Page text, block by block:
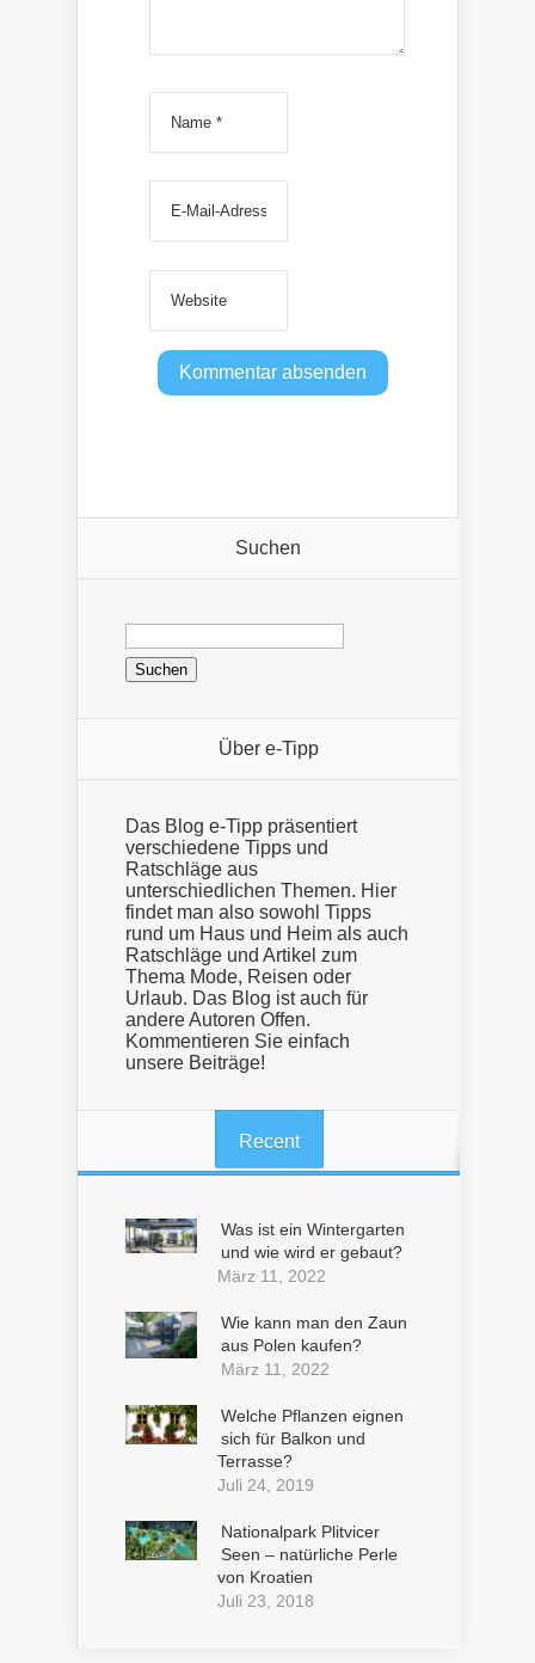
Suchen
Suchen
Über e-Tipp
Das Blog e-Tipp präsentiert
verschiedene Tipps und
Ratschläge aus
unterschiedlichen Themen. Hier
findet man also sowohl Tipps
rund um Haus und Heim als auch
Ratschläge und Artikel zum
Thema Mode, Reisen oder
Urlaub. Das Blog ist auch für
andere Autoren Offen.
Kommentieren Sie einfach
unsere Beiträge!
Recent
Was ist ein Wintergarten
und wie wird er gebaut?
März 11, 2022
Wie kann man den Zaun
aus Polen kaufen?
März 11, 2022
Welche Pflanzen eignen
sich für Balkon und
Terrasse?
Juli 24, 2019
Nationalpark Plitvicer
Seen – natürliche Perle
von Kroatien
Juli 23, 2018